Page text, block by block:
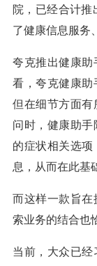
院，已经合计
了健康信息服务
夸克推出健康助
看，夸克健康助
但在细节方面有
问时，健康助手
的症状相关选
息，从而在此基
而这样一款旨在
索业务的结合也
当前，大众已经